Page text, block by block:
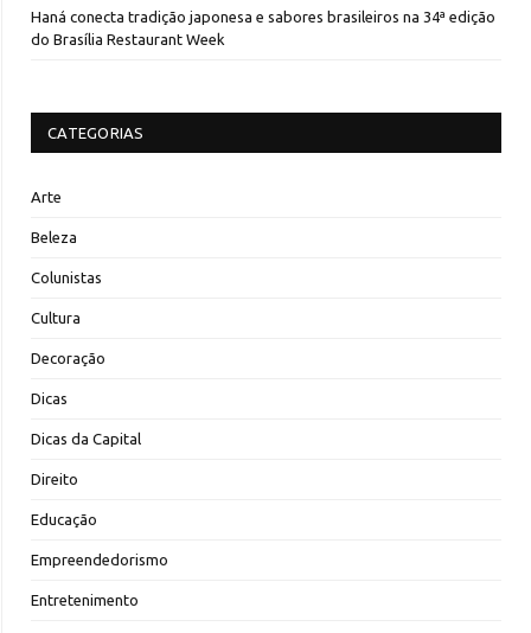
Haná conecta tradição japonesa e sabores brasileiros na 34ª edição
do Brasília Restaurant Week
CATEGORIAS
Arte
Beleza
Colunistas
Cultura
Decoração
Dicas
Dicas da Capital
Direito
Educação
Empreendedorismo
Entretenimento